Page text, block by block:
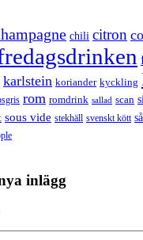
chili citron
karlstein koriander kyckling
rom romdrink sallad scan
sous vide stekhäll svenskt kött
inlägg